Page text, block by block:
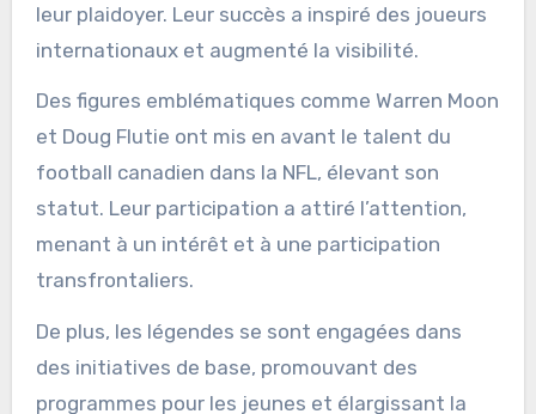
leur plaidoyer. Leur succès a inspiré des joueurs
internationaux et augmenté la visibilité.
Des figures emblématiques comme Warren Moon
et Doug Flutie ont mis en avant le talent du
football canadien dans la NFL, élevant son
statut. Leur participation a attiré l’attention,
menant à un intérêt et à une participation
transfrontaliers.
De plus, les légendes se sont engagées dans
des initiatives de base, promouvant des
programmes pour les jeunes et élargissant la